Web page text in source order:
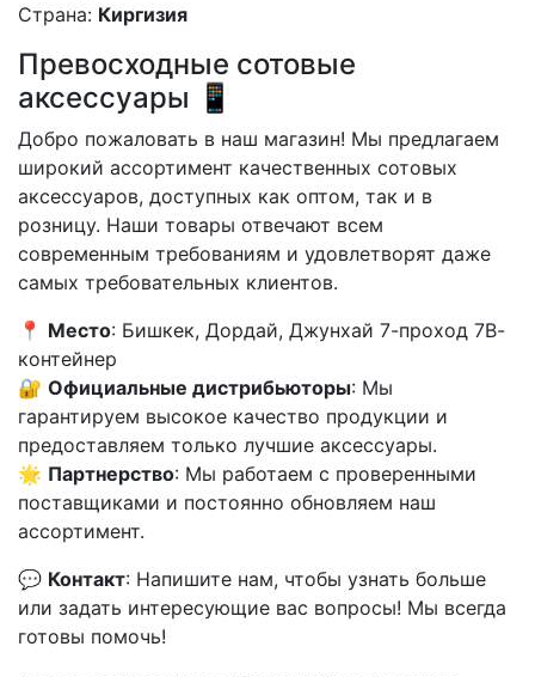
Страна: Киргизия
Превосходные сотовые
аксессуары 📱
Добро пожаловать в наш магазин! Мы предлагаем
широкий ассортимент качественных сотовых
аксессуаров, доступных как оптом, так и в
розницу. Наши товары отвечают всем
современным требованиям и удовлетворят даже
самых требовательных клиентов.
📍 Место: Бишкек, Дордай, Джунхай 7-проход 7В-
контейнер
🔐 Официальные дистрибьюторы: Мы
гарантируем высокое качество продукции и
предоставляем только лучшие аксессуары.
🌟 Партнерство: Мы работаем с проверенными
поставщиками и постоянно обновляем наш
ассортимент.
💬 Контакт: Напишите нам, чтобы узнать больше
или задать интересующие вас вопросы! Мы всегда
готовы помочь!